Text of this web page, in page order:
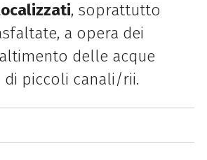
, soprattutto
a opera dei
delle acque
di piccoli canali/rii.